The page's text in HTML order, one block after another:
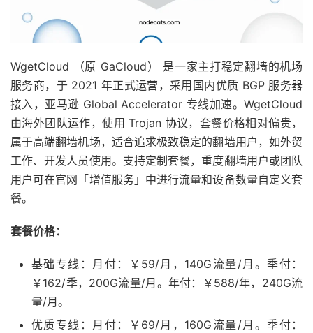
WgetCloud （原 GaCloud） 是一家主打稳定翻墙的机场
服务商，于 2021 年正式运营，采用国内优质 BGP 服务器
接入，亚马逊 Global Accelerator 专线加速。WgetCloud
由海外团队运作，使用 Trojan 协议，套餐价格相对偏贵，
属于高端翻墙机场，适合追求极致稳定的翻墙用户，如外贸
工作、开发人员使用。支持定制套餐，重度翻墙用户或团队
用户可在官网「增值服务」中进行流量和设备数量自定义套
餐。
套餐价格：
基础专线：月付：￥59/月，140G流量/月。季付：
￥162/季，200G流量/月。年付：￥588/年，240G流
量/月。
优质专线：月付：￥69/月，160G流量/月。季付：